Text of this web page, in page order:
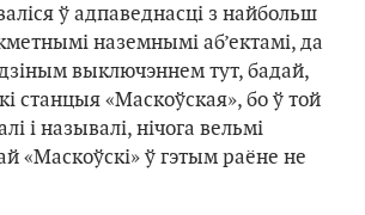
ў адпаведнасці з найбольш
наземнымі аб’ектамі, да
выключэннем тут, бадай,
станцыя «Маскоўская», бо ў той
і называлі, нічога вельмі
«Маскоўскі» ў гэтым раёне не